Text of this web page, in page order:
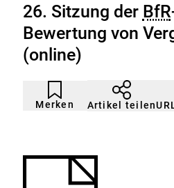
26. Sitzung der BfR
Bewertung von
(online)
Merken
Artikel
nicht
gemerkt
Durch
Klicken
der
Artikel teilen